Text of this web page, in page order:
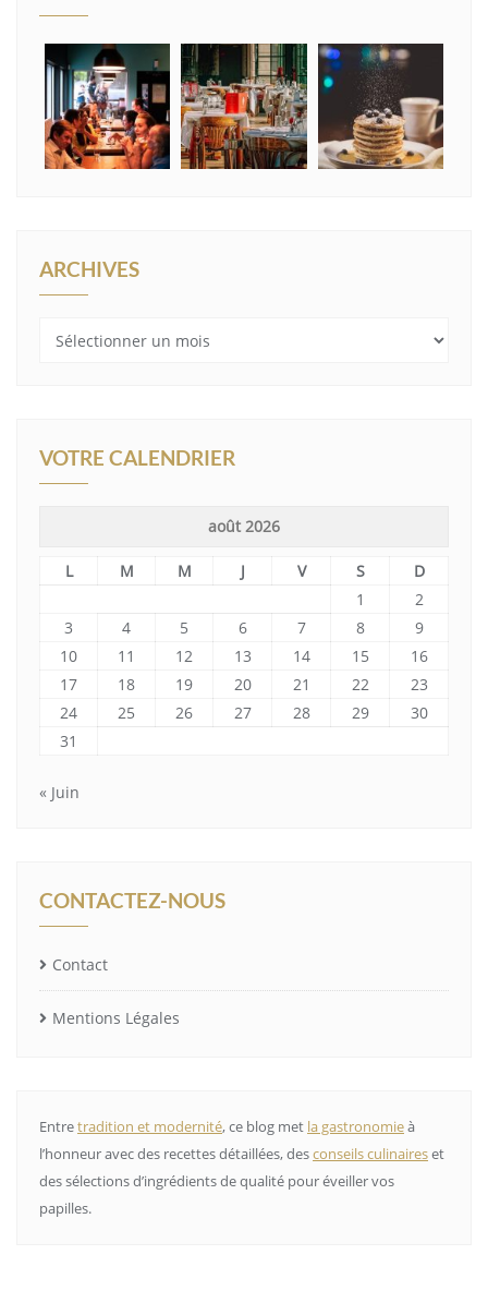
ARCHIVES
Archives
VOTRE CALENDRIER
août 2026
L M M J V S
D
1
2
3
4 5 6 7 8
9
10
11 12 13 14 15
16
17
18 19 20 21 22
23
24
25 26 27 28 29
30
31
« Juin
CONTACTEZ-NOUS
Contact
Mentions Légales
Entretradition et modernité, ce blog met la gastronomieà
l’honneur avec des recettes détaillées, desconseils culinaireset
des sélections d’ingrédients de qualité pour éveiller vos
papilles.